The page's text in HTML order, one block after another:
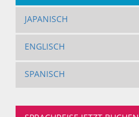
JAPANISCH
ENGLISCH
SPANISCH